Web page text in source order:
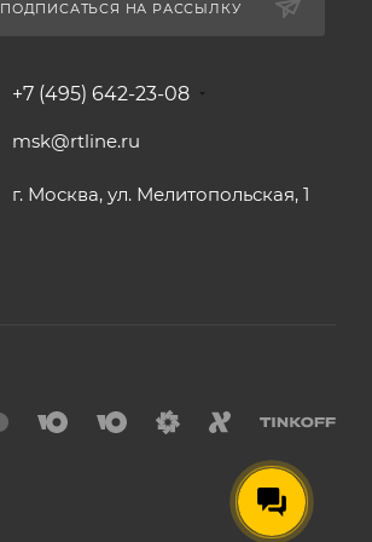
ПОДПИСАТЬСЯ НА РАССЫЛКУ
+7 (495) 642-23-08
msk@rtline.ru
г. Москва, ул. Мелитопольская, 1